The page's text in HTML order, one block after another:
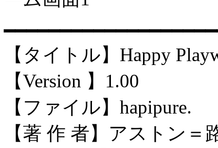
【タイトル】Happy
【Version 】1.00
【ファイル】hapipure.
【著 作 者】アストン＝